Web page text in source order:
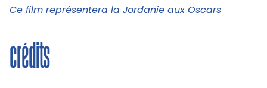
crédits
Ce film représentera la Jordanie aux Oscars